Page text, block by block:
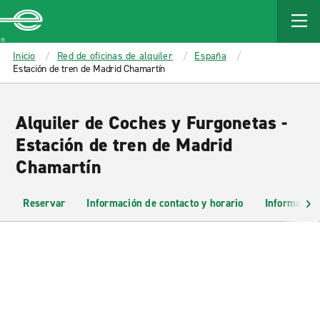
MAIN
CONTENT
Enterprise
Inicio Red de oficinas de alquiler
España
Estación de tren de Madrid Chamartín
Alquiler de Coches y Furgonetas -
Estación de tren de Madrid
Chamartín
Reservar Información de contacto y horario